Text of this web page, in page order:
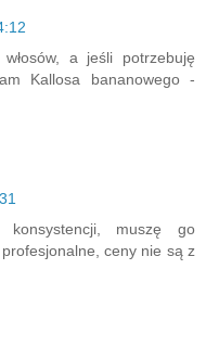
a jeśli potrzebuję
Kallosa bananowego -
muszę go
ceny nie są z